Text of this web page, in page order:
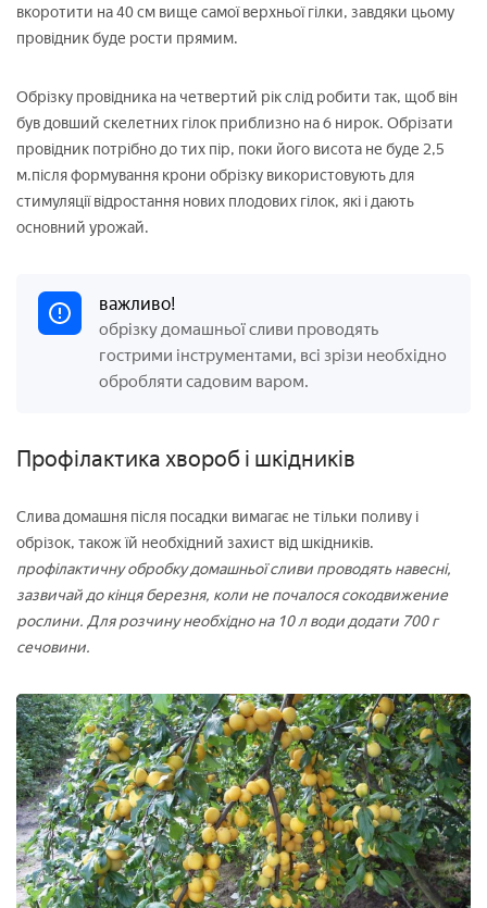
вкоротити на 40 см вище самої верхньої гілки, завдяки цьому
провідник буде рости прямим.
Обрізку провідника на четвертий рік слід робити так, щоб він
був довший скелетних гілок приблизно на 6 нирок. Обрізати
провідник потрібно до тих пір, поки його висота не буде 2,5
м.після формування крони обрізку використовують для
стимуляції відростання нових плодових гілок, які і дають
основний урожай.
важливо!
обрізку домашньої сливи проводять
гострими інструментами, всі зрізи необхідно
обробляти садовим варом.
Профілактика хвороб і шкідників
Слива домашня після посадки вимагає не тільки поливу і
обрізок, також їй необхідний захист від шкідників.
профілактичну обробку домашньої сливи проводять навесні,
зазвичай до кінця березня, коли не почалося сокодвижение
рослини. Для розчину необхідно на 10 л води додати 700 г
сечовини.